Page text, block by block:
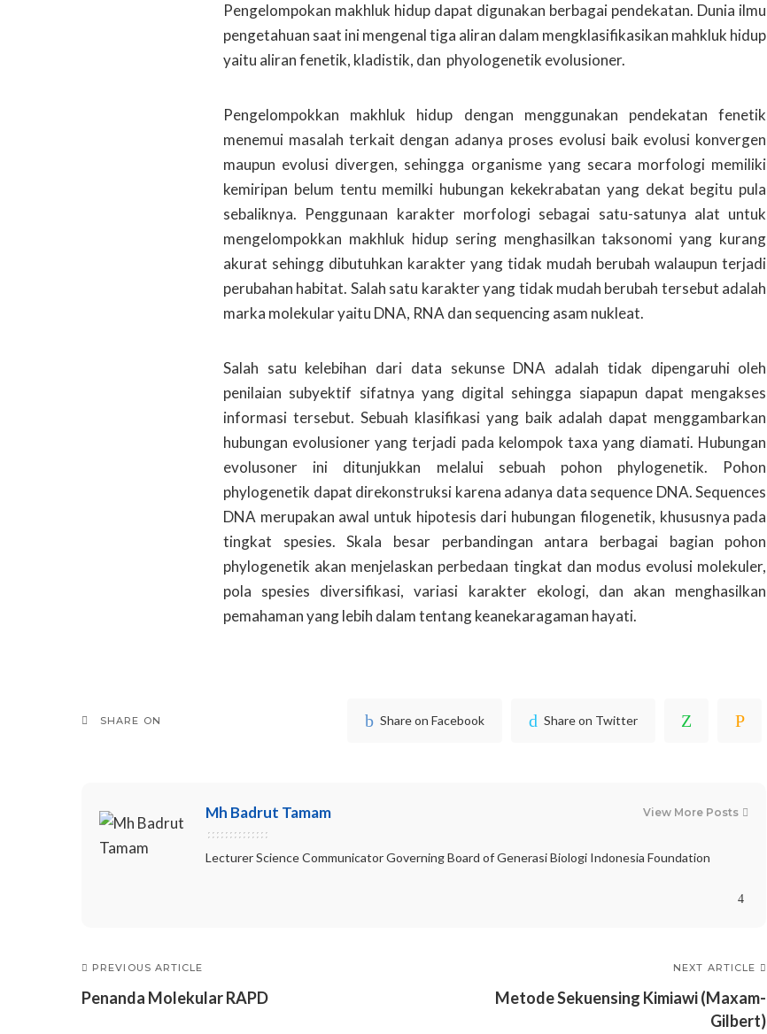
Pengelompokan makhluk hidup dapat digunakan berbagai pendekatan. Dunia ilmu
pengetahuan saat ini mengenal tiga aliran dalam mengklasifikasikan mahkluk hidup
yaitu aliran fenetik, kladistik, dan phyologenetik evolusioner.
Pengelompokkan makhluk hidup dengan menggunakan pendekatan fenetik
menemui masalah terkait dengan adanya proses evolusi baik evolusi konvergen
maupun evolusi divergen, sehingga organisme yang secara morfologi memiliki
kemiripan belum tentu memilki hubungan kekekrabatan yang dekat begitu pula
sebaliknya. Penggunaan karakter morfologi sebagai satu-satunya alat untuk
mengelompokkan makhluk hidup sering menghasilkan taksonomi yang kurang
akurat sehingg dibutuhkan karakter yang tidak mudah berubah walaupun terjadi
perubahan habitat. Salah satu karakter yang tidak mudah berubah tersebut adalah
marka molekular yaitu DNA, RNA dan sequencing asam nukleat.
Salah satu kelebihan dari data sekunse DNA adalah tidak dipengaruhi oleh
penilaian subyektif sifatnya yang digital sehingga siapapun dapat mengakses
informasi tersebut. Sebuah klasifikasi yang baik adalah dapat menggambarkan
hubungan evolusioner yang terjadi pada kelompok taxa yang diamati. Hubungan
evolusoner ini ditunjukkan melalui sebuah pohon phylogenetik. Pohon
phylogenetik dapat direkonstruksi karena adanya data sequence DNA. Sequences
DNA merupakan awal untuk hipotesis dari hubungan filogenetik, khususnya pada
tingkat spesies. Skala besar perbandingan antara berbagai bagian pohon
phylogenetik akan menjelaskan perbedaan tingkat dan modus evolusi molekuler,
pola spesies diversifikasi, variasi karakter ekologi, dan akan menghasilkan
pemahaman yang lebih dalam tentang keanekaragaman hayati.
SHARE ON Share on Facebook Share on Twitter
Mh Badrut Tamam View More Posts
Lecturer Science Communicator Governing Board of Generasi Biologi Indonesia Foundation
PREVIOUS ARTICLE
Penanda Molekular RAPD
NEXT ARTICLE
Metode Sekuensing Kimiawi (Maxam-
Gilbert)